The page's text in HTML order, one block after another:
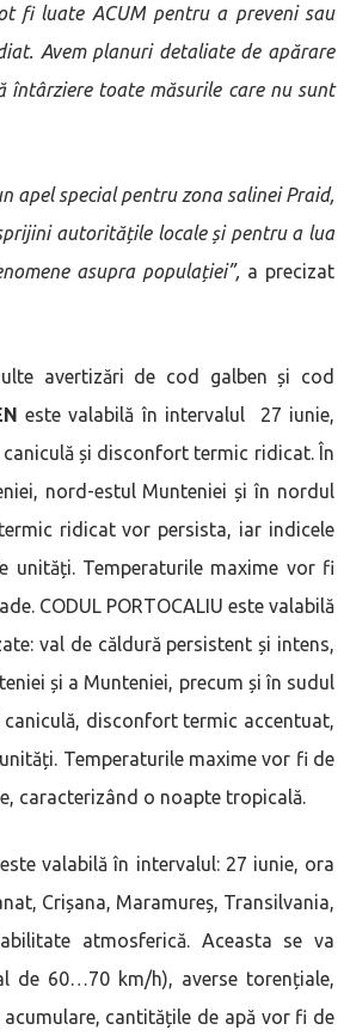
fi luate ACUM pentru a preveni sau
Avem planuri detaliate de apărare
toate măsurile care nu sunt
apel special pentru zona salinei Praid,
autoritățile locale și pentru a lua
asupra populației”, a precizat
avertizări de cod galben și cod
este valabilă în intervalul 27 iunie,
caniculă și disconfort termic ridicat. În
nord-estul Munteniei și în nordul
ridicat vor persista, iar indicele
unități. Temperaturile maxime vor fi
CODUL PORTOCALIU este valabilă
val de căldură persistent și intens,
și a Munteniei, precum și în sudul
disconfort termic accentuat,
Temperaturile maxime vor fi de
caracterizând o noapte tropicală.
este valabilă în intervalul: 27 iunie, ora
Crișana, Maramureș, Transilvania,
atmosferică. Aceasta se va
de 60…70 km/h), averse torențiale,
cantitățile de apă vor fi de